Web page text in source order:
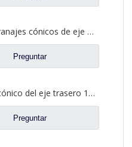
Par de engranajes cónicos de eje medio 15/29 para Ankai & Benz Axle Foton Auman North Benz Beiben Truck repuestos A3463535310
Preguntar
Engranaje cónico del eje trasero 15/29 para Ankai & Benz Axle Foton Auman North Benz Beiben Truck repuestos 24.02.101
Preguntar